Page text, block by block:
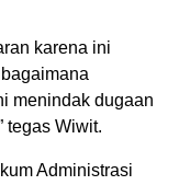
karena ini
menindak dugaan
tegas Wiwit.
Administrasi